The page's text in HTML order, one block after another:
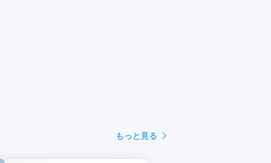
もっと見る